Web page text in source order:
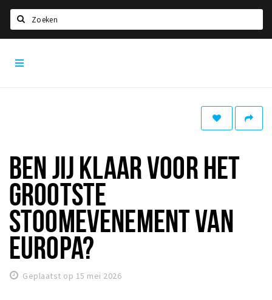
Home
Leuke tips & trends
Interviews
Eten
Drinken
Slapen
Recreatief
BEN JIJ KLAAR VOOR HET
GROOTSTE
STOOMEVENEMENT VAN
EUROPA?
Geplaatst op 15 mei 2026